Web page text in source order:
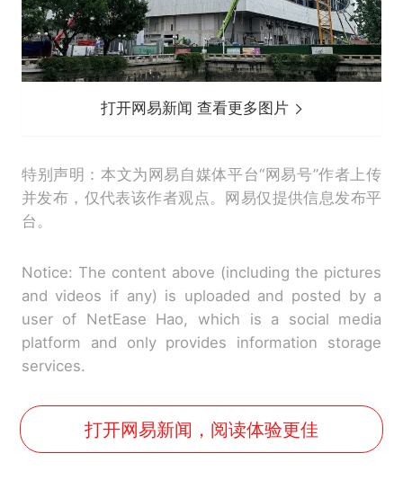
打开网易新闻 查看更多图片
特别声明：本文为网易自媒体平台“网易号”作者上传
并发布，仅代表该作者观点。网易仅提供信息发布平
台。
Notice: The content above (including the pictures
and videos if any) is uploaded and posted by a
user of NetEase Hao, which is a social media
platform and only provides information storage
services.
打开网易新闻，阅读体验更佳